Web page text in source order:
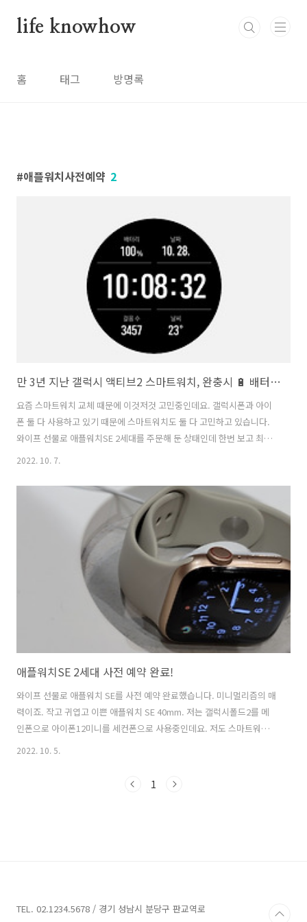
life knowhow
홈 태그 방명록
애플워치사전예약 2
만 3년 지난 갤럭시 액티브2 스마트워치, 완충시 🔋 배터리 잔량 2일 12시간
요즘 스마트워치 교체 때문에 이것저것 고민중인데요. 갤럭시폰과 아이
폰 둘 다 사용하고 있기 때문에 스마트워치도 둘 다 고민하고 있습니다.
와이프 선물로 애플워치SE 2세대를 주문해 둔 상태인데 한번 보고 최종
결정하려고 합니다. 마음속엔 애플워치가 자리 잡았는데 메인폰으로 사
짝 꺼진 갤럭시4? 최신인 갤럭시5? 현재 만 3년 이상 가지고 있는 갤럭시
액티브2의 배터리 잔량이 99% 상태에서 남은 사용 시간이 2일 12시간,
즉 60시간 정도로 표기되고 있는데 체감상으로 비슷하거나 더 약간 보수
적으로 계산된 것 같은 느낌이 있습니다. 아침에 완충된 상태에서 퇴근하
고 집에 오면 약 20% 이내로 닳아 있고, 깜빡하고 충전을 안하면 다음날
2022. 10. 7.
애플워치SE 2세대 사전 예약 완료!
와이프 선물로 애플워치 SE를 사전 예약 완료했습니다. 미니멀리즘의 매
력이죠. 작고 귀엽고 이쁜 애플워치 SE 40mm. 저는 갤럭시폴드2를 메
인폰으로 아이폰12미니를 세컨폰으로 사용중인데요. 저도 스마트워치
교체 예정입니다. 현재는 갤럭시 액티브2를 착용하고 있습니다. 애플워
정하려고 합니다. 업데이트 기대해 주세요! 실제로 보니 너~~~무 예쁜 애
2022. 10. 5.
1
TEL. 02.1234.5678 / 경기 성남시 분당구 판교역로